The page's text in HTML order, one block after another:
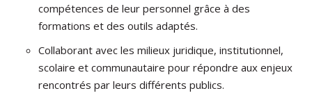
compétences de leur personnel grâce à des
formations et des outils adaptés.
Collaborant avec les milieux juridique, institutionnel,
scolaire et communautaire pour répondre aux enjeux
rencontrés par leurs différents publics.